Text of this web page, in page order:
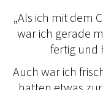
„Als ich mit dem
war ich gerade
fertig und
Auch war ich